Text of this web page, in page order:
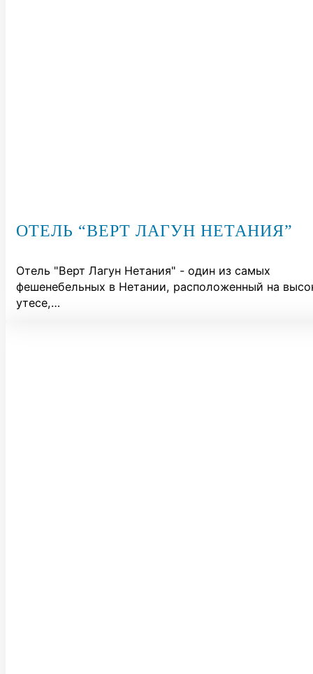
ОТЕЛЬ “ВЕРТ ЛАГУН НЕТАНИЯ”
Отель "Верт Лагун Нетания" - один из самых
фешенебельных в Нетании, расположенный на
утесе,…